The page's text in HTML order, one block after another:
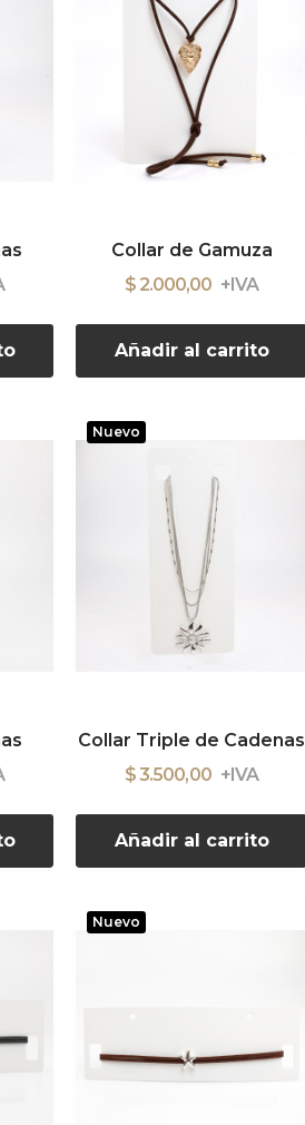
Collar de Gamuza
$ 2.000,00
Añadir al carrito
Nuevo
Collar Triple de Cadenas
$ 3.500,00
Añadir al carrito
Nuevo